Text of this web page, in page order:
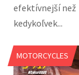
efektívnejší než
kedykoľvek...
MOTORCYCLES